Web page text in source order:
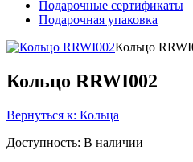
Подарочные сертификаты
Подарочная упаковка
Кольцо
Кольцо RRWI002
Вернуться к: Кольца
Доступность: В наличии